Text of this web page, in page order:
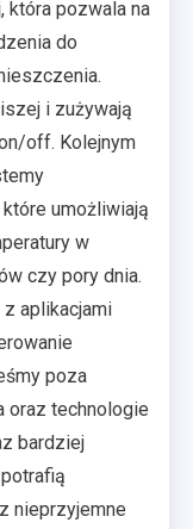
która pozwala na
do
i zużywają
off. Kolejnym
umożliwiają
w
czy pory dnia.
aplikacjami
poza
oraz technologie
bardziej
nieprzyjemne